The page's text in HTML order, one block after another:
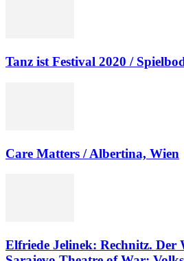
Tanz ist Festival 2020 /
Care Matters / Albertina, Wien
Elfriede Jelinek: Rechnitz. Der